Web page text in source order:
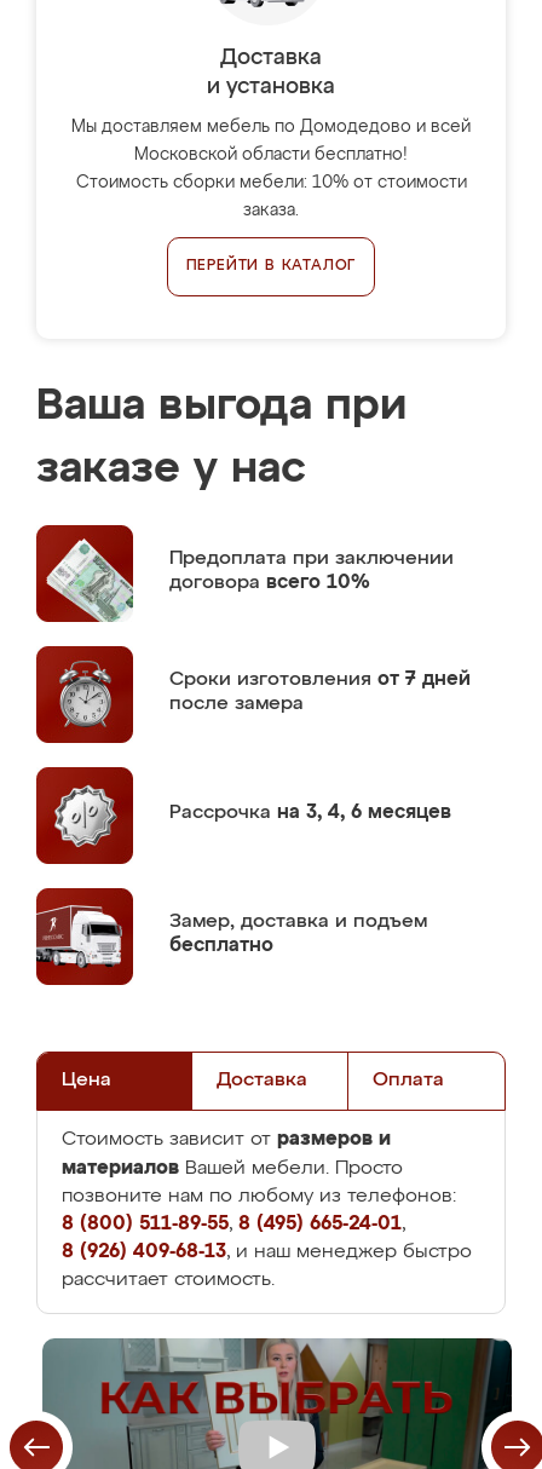
Доставка
и установка
Мы доставляем мебель по Домодедово и всей
Московской области бесплатно!
Стоимость сборки мебели: 10% от стоимости
заказа.
ПЕРЕЙТИ В КАТАЛОГ
Ваша выгода при
заказе у нас
Предоплата при заключении
договора всего 10%
Сроки изготовления от 7 дней
после замера
Рассрочка на 3, 4, 6 месяцев
Замер, доставка и подъем
бесплатно
Цена Доставка Оплата
Стоимость зависит от размеров и
материалов Вашей мебели. Просто
позвоните нам по любому из телефонов:
8 (800) 511-89-55, 8 (495) 665-24-01,
8 (926) 409-68-13, и наш менеджер быстро
рассчитает стоимость.